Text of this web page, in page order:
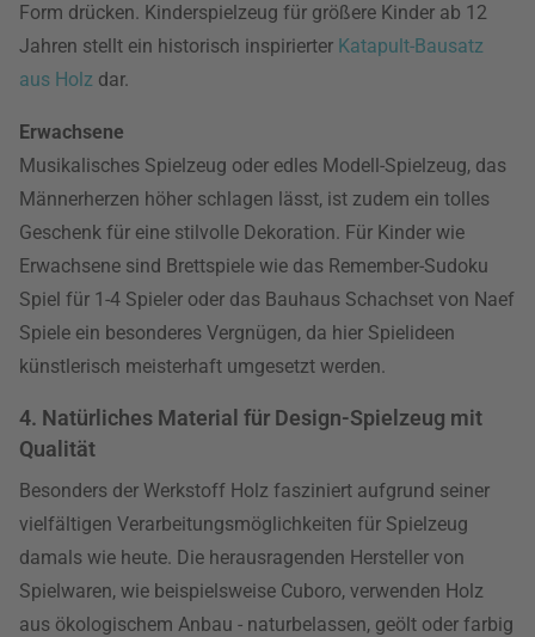
Form drücken. Kinderspielzeug für größere Kinder ab 12
Jahren stellt ein historisch inspirierter Katapult-Bausatz
aus Holz dar.
Erwachsene
Musikalisches Spielzeug oder edles Modell-Spielzeug, das
Männerherzen höher schlagen lässt, ist zudem ein tolles
Geschenk für eine stilvolle Dekoration. Für Kinder wie
Erwachsene sind Brettspiele wie das Remember-Sudoku
Spiel für 1-4 Spieler oder das Bauhaus Schachset von Naef
Spiele ein besonderes Vergnügen, da hier Spielideen
künstlerisch meisterhaft umgesetzt werden.
4. Natürliches Material für Design-Spielzeug mit
Qualität
Besonders der Werkstoff Holz fasziniert aufgrund seiner
vielfältigen Verarbeitungsmöglichkeiten für Spielzeug
damals wie heute. Die herausragenden Hersteller von
Spielwaren, wie beispielsweise Cuboro, verwenden Holz
aus ökologischem Anbau - naturbelassen, geölt oder farbig